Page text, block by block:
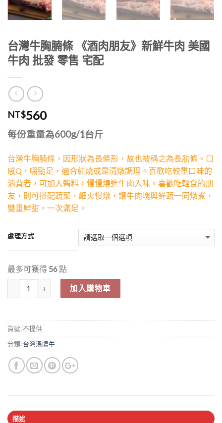
台灣牛胸腩條 《酒肉朋友》新鮮牛肉 美國
牛肉 批發 零售 宅配
NT$560
每份重量為600g/1台斤
台灣牛胸腩條，因形狀為長條形，故也被稱之為長肋條。口
感Q，嚼勁足，適合紅燒或是清燉調理。喜歡吃較重口味的
消費者，可加入醬料，慢慢燒進牛肉入味。喜歡吃輕食的朋
友，則可搭配蔬菜，細火慢燉，讓牛肉塊與鮮蔬一同燉煮，
雙重鮮甜，一次滿足。
處理方式
最多可獲得 56 點
加入購物車
貨號:不提供
分類:台灣溫體牛
描述